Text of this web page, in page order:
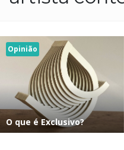
Opinião
O que é Exclusivo?